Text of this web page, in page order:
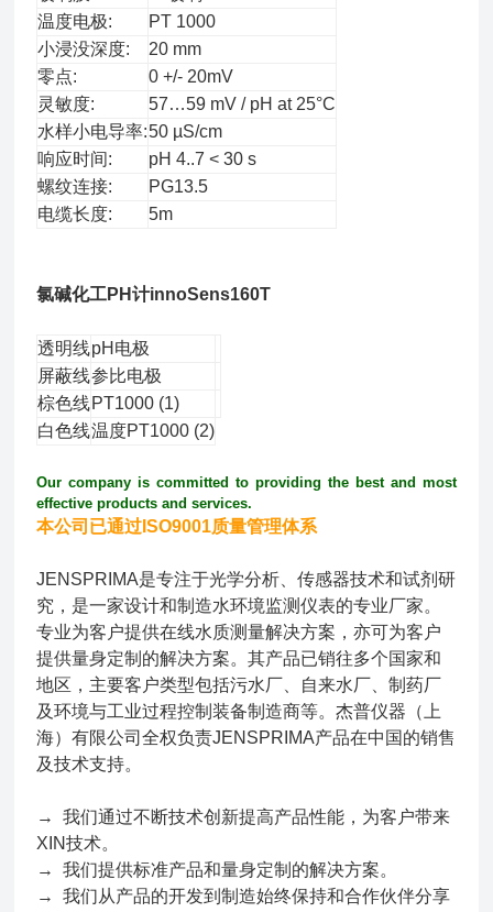
温度电极:
PT 1000
小浸没深度:
20 mm
零点:
0 +/- 20mV
灵敏度:
57…59 mV / pH at 25°C
水样小电导率:50 µS/cm
响应时间:
pH 4..7 < 30 s
螺纹连接:
PG13.5
电缆长度:
5m
氯碱化工PH计innoSens160T
透明线pH电极
屏蔽线参比电极
棕色线PT1000 (1)
白色线温度PT1000 (2)
Our company is committed to providing the best and most
effective products and services.
本公司已通过ISO9001质量管理体系
JENSPRIMA是专注于光学分析、传感器技术和试剂研
究，是一家设计和制造水环境监测仪表的专业厂家。
专业为客户提供在线水质测量解决方案，亦可为客户
提供量身定制的解决方案。其产品已销往多个国家和
地区，主要客户类型包括污水厂、自来水厂、制药厂
及环境与工业过程控制装备制造商等。杰普仪器（上
海）有限公司全权负责JENSPRIMA产品在中国的销售
及技术支持。
→ 我们通过不断技术创新提高产品性能，为客户带来
XIN技术。
→ 我们提供标准产品和量身定制的解决方案。
→ 我们从产品的开发到制造始终保持和合作伙伴分享